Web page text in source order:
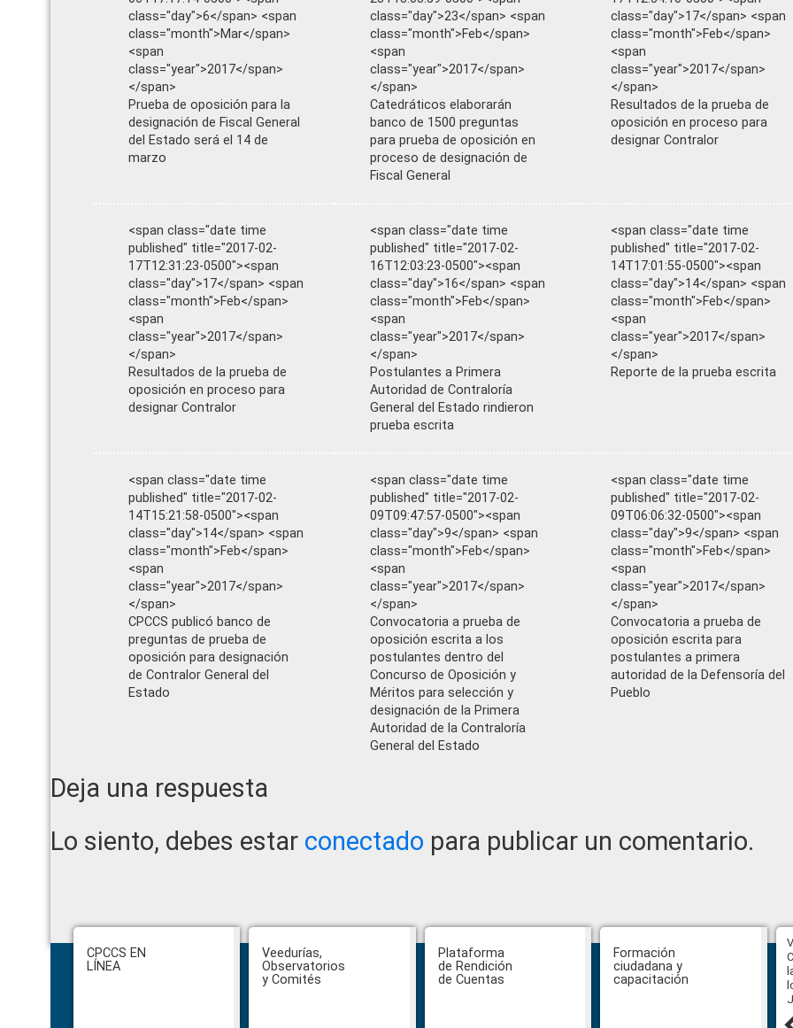
class="day">6</span> <span
class="month">Mar</span>
<span
class="year">2017</span>
</span>
Prueba de oposición para la
designación de Fiscal General
del Estado será el 14 de
marzo
class="day">23</span> <span
class="month">Feb</span>
<span
class="year">2017</span>
</span>
Catedráticos elaborarán
banco de 1500 preguntas
para prueba de oposición en
proceso de designación de
Fiscal General
class="day">17</span> <span
class="month">Feb</span>
<span
class="year">2017</span>
</span>
Resultados de la prueba de
oposición en proceso para
designar Contralor
<span class="date time
published" title="2017-02-
17T12:31:23-0500"><span
class="day">17</span> <span
class="month">Feb</span>
<span
class="year">2017</span>
</span>
Resultados de la prueba de
oposición en proceso para
designar Contralor
<span class="date time
published" title="2017-02-
16T12:03:23-0500"><span
class="day">16</span> <span
class="month">Feb</span>
<span
class="year">2017</span>
</span>
Postulantes a Primera
Autoridad de Contraloría
General del Estado rindieron
prueba escrita
<span class="date time
published" title="2017-02-
14T17:01:55-0500"><span
class="day">14</span> <span
class="month">Feb</span>
<span
class="year">2017</span>
</span>
Reporte de la prueba escrita
<span class="date time
published" title="2017-02-
14T15:21:58-0500"><span
class="day">14</span> <span
class="month">Feb</span>
<span
class="year">2017</span>
</span>
CPCCS publicó banco de
preguntas de prueba de
oposición para designación
de Contralor General del
Estado
<span class="date time
published" title="2017-02-
09T09:47:57-0500"><span
class="day">9</span> <span
class="month">Feb</span>
<span
class="year">2017</span>
</span>
Convocatoria a prueba de
oposición escrita a los
postulantes dentro del
Concurso de Oposición y
Méritos para selección y
designación de la Primera
Autoridad de la Contraloría
General del Estado
<span class="date time
published" title="2017-02-
09T06:06:32-0500"><span
class="day">9</span> <span
class="month">Feb</span>
<span
class="year">2017</span>
</span>
Convocatoria a prueba de
oposición escrita para
postulantes a primera
autoridad de la Defensoría del
Pueblo
Reader
Interactions
Deja una respuesta
Lo siento, debes estar conectado para publicar un comentario.
Footer
CPCCS EN
LÍNEA
Veedurías,
Observatorios
y Comités
Plataforma
de Rendición
de Cuentas
Formación
ciudadana y
capacitación
Función de Transparencia aprueba
nuevos instrumentos
anticorrupción en Santo Domingo y
anuncia convocatoria para su